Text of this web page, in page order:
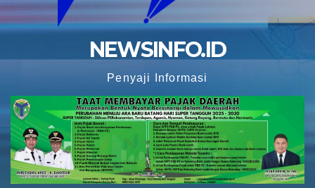
NEWSINFO.ID
Penyaji Informasi